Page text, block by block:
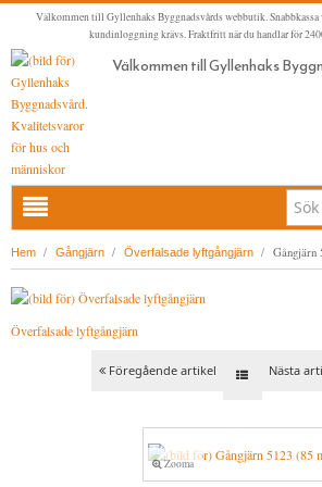
Välkommen till Gyllenhaks Byggnadsvårds webbutik.
kundinloggning krävs. Fraktfritt när du handlar för
Välkommen till Gyllenhaks
HEM
GRÅ KULÖRER
GULA KULÖRER
FALU RÖDFÄRG (SLAMFÄRGER)
KONSTNÄRSFÄRGER
KÖKSBLANDARE
TVÄTTSTÄLLSBLANDARE
INNERDÖRRSHANDTAG
DÖRRHANDTAG MÄSSING
YTTERDÖRRSHANDTAG
Hem / Gångjärn / Överfalsade lyftgångjärn / Gångjärn
Överfalsade lyftgångjärn
Föregående artikel Nästa
Zooma